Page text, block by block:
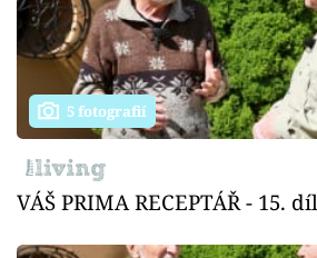
5 fotografií
VÁŠ PRIMA RECEPTÁŘ - 15. díl